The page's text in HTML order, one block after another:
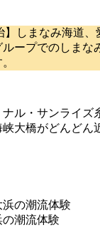
】しまなみ海道
ープでのしま
ル・サンライズ
大橋がどんど
潮流体験